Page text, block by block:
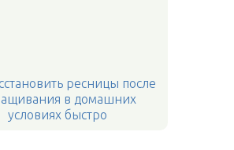
ресницы после
в домашних
условиях быстро